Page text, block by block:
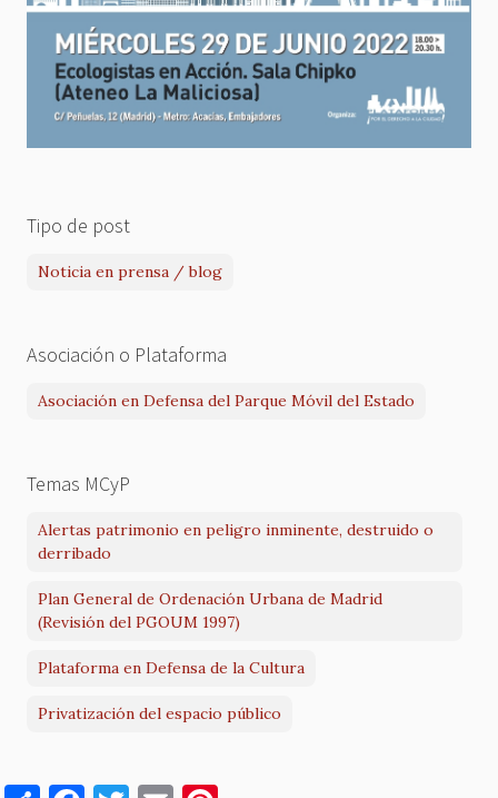
Tipo de post
Noticia en prensa / blog
Asociación o Plataforma
Asociación en Defensa del Parque Móvil del Estado
Temas MCyP
Alertas patrimonio en peligro inminente, destruido o
derribado
Plan General de Ordenación Urbana de Madrid
(Revisión del PGOUM 1997)
Plataforma en Defensa de la Cultura
Privatización del espacio público